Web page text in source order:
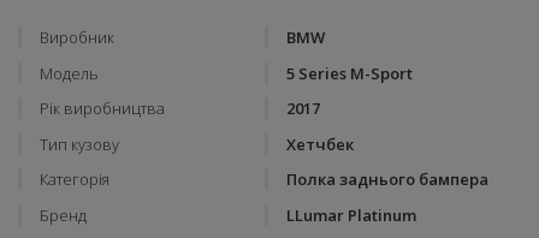
Виробник
BMW
Модель
5 Series M-Sport
Рік виробництва
2017
Тип кузову
Хетчбек
Категорія
Полка заднього бампера
Бренд
LLumar Platinum